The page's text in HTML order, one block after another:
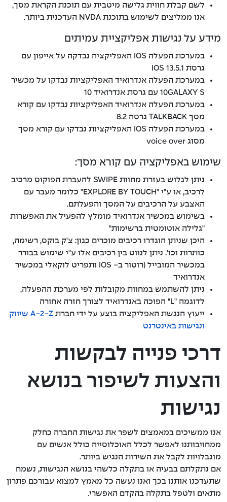
לשם קבלת חווית גלישה מיטבית עם תוכנת הקראת מסך,
אנו ממליצים לשימוש בתוכנת NVDA העדכנית ביותר.
מידע על נגישות אפליקציית עמיתים
במערכת הפעלה IOS האפליקציה נבדקה על אייפון עם
גרסת IOS 13.5.1
במערכת הפעלה אנדרואיד האפליקציות נבדקו על מכשיר
10GALAXY S עם גרסת אנדרואיד 10
במערכת הפעלה אנדרואיד האפליקציות נבדקו עם קורא
מסך TALKBACK גרסה 8.2
במערכת הפעלה IOS האפליקציות נבדקו עם קורא מסך
מסוג voice over
שימוש באפליקציה עם קורא מסך:
ניתן לגלוש בעזרת מחוות SWIPE להעברת הפוקוס מרכיב
לרכיב, או ע"י "EXPLORE BY TOUCH" כלומר מעבר עם
האצבע על הרכיבים על המסך והפעלתם.
בשימוש במכשיר אנדרואיד מומלץ להפעיל את האפשרות
"גלילה אוטומטית ברשימות"
היכן שניתן הוגדרו רכיבים מוכרים כגון: צ'ק בוקס, רשימה,
כותרות וכו'. ניתן לנווט בין רכיבים אלו ע"י שימוש בבורר
במכשיר המובייל (רוטור ב- IOS ותפריט לוקאלי במכשיר
אנדרואיד
ניתן להשתמש במחוות מקובלות לפי מערכת ההפעלה,
לדוגמה "L" הפוכה באנדרואיד לצורך חזרה אחורה
ייעוץ הנגשת האפליקציה בוצע על ידי חברת
A-2-Z שיווק
ונגישות באינטרנט
דרכי פנייה לבקשות
והצעות לשיפור בנושא
נגישות
אנו ממשיכים במאמצים לשפר את נגישות החברה כחלק
ממחויבותנו לאפשר לכלל האוכלוסייה כולל אנשים עם
מוגבלויות לקבל את השירות הנגיש ביותר.
אם נתקלתם בבעיה או בתקלה כלשהי בנושא הנגישות, נשמח
שתעדכנו אותנו בכך ואנו נעשה כל מאמץ למצוא עבורכם פתרון
מתאים ולטפל בתקלה בהקדם האפשרי.